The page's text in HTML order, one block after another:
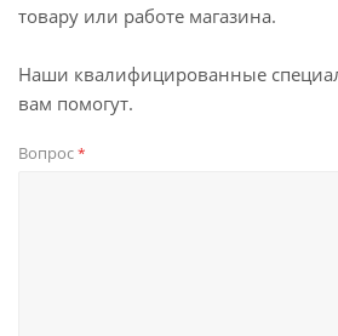
товару или работе магазина.
Наши квалифицированные
вам помогут.
Вопрос*